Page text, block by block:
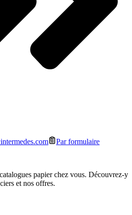
Par formulaire
papier chez vous. Découvrez-y
et nos offres.